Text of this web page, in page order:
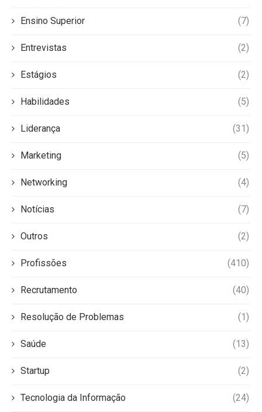
Ensino Superior (7)
Entrevistas (2)
Estágios (2)
Habilidades (5)
Liderança (31)
Marketing (5)
Networking (4)
Notícias (7)
Outros (2)
Profissões (410)
Recrutamento (40)
Resolução de Problemas (1)
Saúde (13)
Startup (2)
Tecnologia da Informação (24)